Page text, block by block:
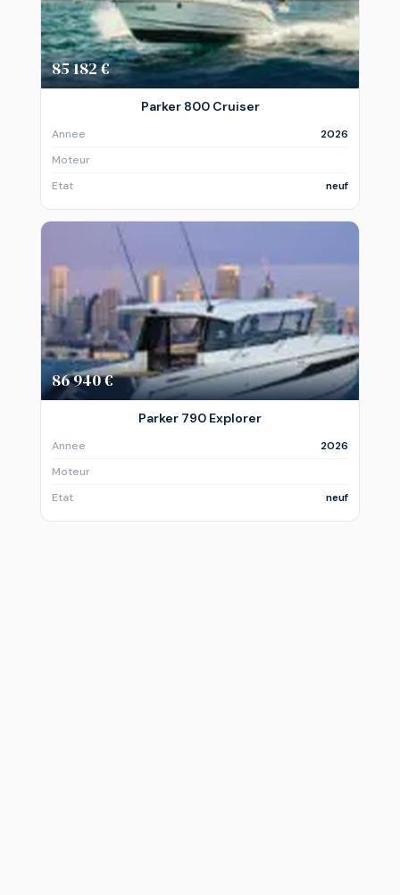
85 182 €
Parker 800 Cruiser
Annee
2026
Moteur
Etat
neuf
86 940 €
Parker 790 Explorer
Annee
2026
Moteur
Etat
neuf